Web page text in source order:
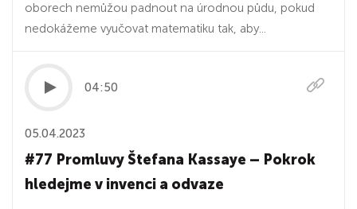
oborech nemůžou padnout na úrodnou půdu, pokud
nedokážeme vyučovat matematiku tak, aby...
04:50
05.04.2023
#77 Promluvy Štefana Kassaye – Pokrok
hledejme v invenci a odvaze